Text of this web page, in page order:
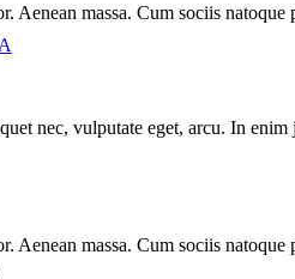
Aenean massa. Cum sociis
nec, vulputate eget, arcu. In
Aenean massa. Cum sociis